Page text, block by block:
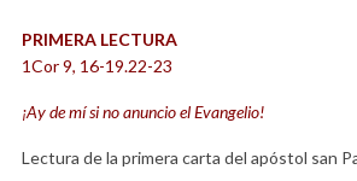
PRIMERA LECTURA
1Cor 9, 16-19.22-23
¡Ay de mí si no anuncio el Evangelio!
Lectura de la primera carta del apóstol san